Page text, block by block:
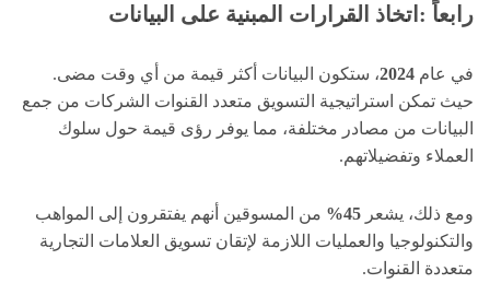
رابعاً :اتخاذ القرارات المبنية على البيانات
في عام 2024، ستكون البيانات أكثر قيمة من أي وقت مضى.
حيث تمكن استراتيجية التسويق متعدد القنوات الشركات من جمع
البيانات من مصادر مختلفة، مما يوفر رؤى قيمة حول سلوك
العملاء وتفضيلاتهم.
ومع ذلك، يشعر 45%
من المسوقين أنهم يفتقرون إلى المواهب
والتكنولوجيا والعمليات اللازمة لإتقان تسويق العلامات التجارية
متعددة القنوات.